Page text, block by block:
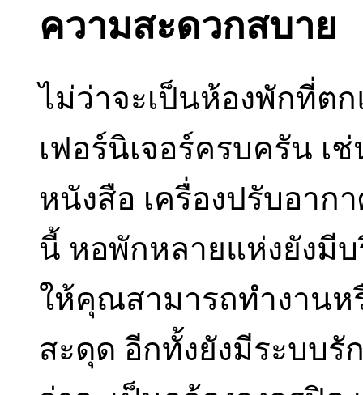
ความสะดวกสบาย
ไม่ว่าจะเป็นห้องพักที่ต
เฟอร์นิเจอร์ครบครัน เ
หนังสือ เครื่องปรับอาก
นี้ หอพักหลายแห่งยังมีบ
ให้คุณสามารถทำงานห
สะดุด อีกทั้งยังมีระบบ